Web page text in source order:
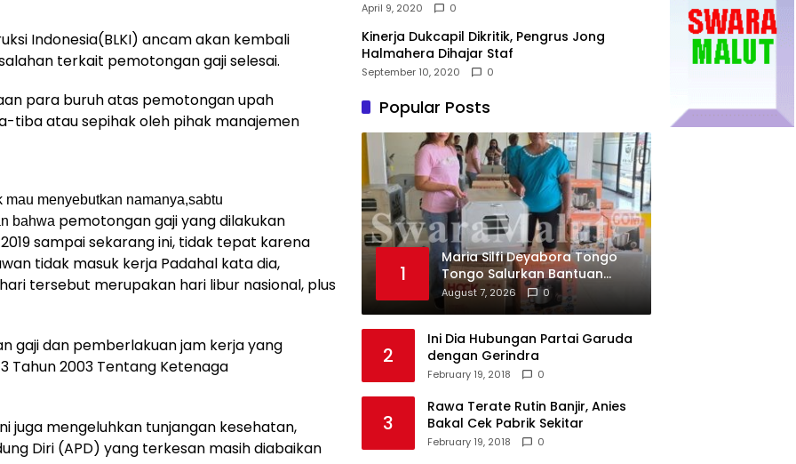
Indonesia(BLKI) ancam akan kembali
terkait pemotongan gaji selesai.
para buruh atas pemotongan upah
tiba atau sepihak oleh pihak manajemen
menyebutkan namanya,sabtu
bahwa pemotongan gaji yang dilakukan
sampai sekarang ini, tidak tepat karena
tidak masuk kerja Padahal kata dia,
tersebut merupakan hari libur nasional, plus
gaji dan pemberlakuan jam kerja yang
Tahun 2003 Tentang Ketenaga
juga mengeluhkan tunjangan kesehatan,
Diri (APD) yang terkesan masih diabaikan
April 9, 2020 0
Kinerja Dukcapil Dikritik, Pengrus Jong
Halmahera Dihajar Staf
September 10, 2020 0
Popular Posts
1
Maria Silfi Deyabora Tongo
Tongo Salurkan Bantuan
Peralatan Usaha
August 7, 2026 0
2
Ini Dia Hubungan Partai Garuda
dengan Gerindra
February 19, 2018 0
3
Rawa Terate Rutin Banjir, Anies
Bakal Cek Pabrik Sekitar
February 19, 2018 0